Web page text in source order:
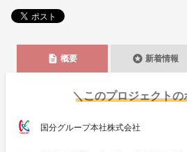
description 概要 stars 新着情報
＼このプロジェクトの
国分グループ本社株式会社